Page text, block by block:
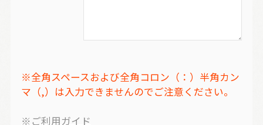
※全角スペースおよび全角コロン（：）半角カン
マ（,）は入力できませんのでご注意ください。
※ご利用ガイド